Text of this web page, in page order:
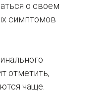
о своем
симптомов
отметить,
чаще.